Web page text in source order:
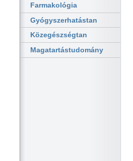
Farmakológia
Gyógyszerhatástan
Közegészségtan
Magatartástudomány